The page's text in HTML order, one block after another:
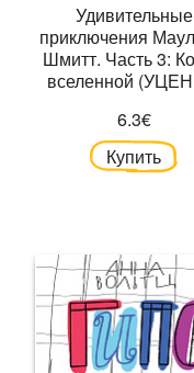
Удивительные
приключения
Шмитт. Часть 3:
вселенной
6.3€
Купить